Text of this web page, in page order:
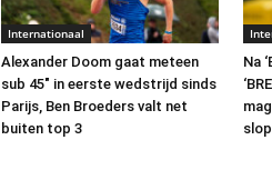
Internationaal
Alexander Doom gaat meteen
sub 45″ in eerste wedstrijd sinds
Parijs, Ben Broeders valt net
buiten top 3
Na